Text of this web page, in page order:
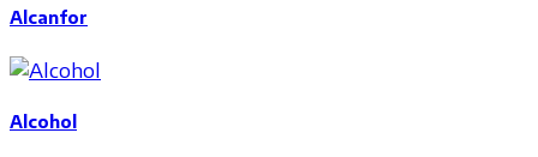
Alcanfor
Alcohol